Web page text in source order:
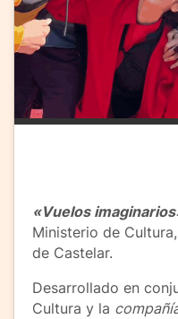
«Vuelos
Ministerio de
de Castelar.
Desarrollado en
Cultura y la